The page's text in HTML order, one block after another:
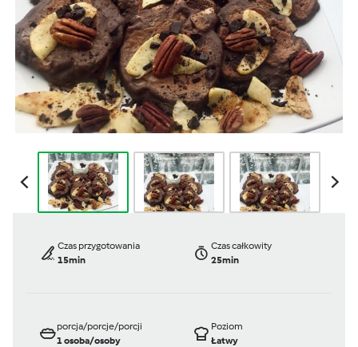
Czas przygotowania
15min
Czas całkowity
25min
porcja/porcje/porcji
1osoba/osoby
Poziom
Łatwy